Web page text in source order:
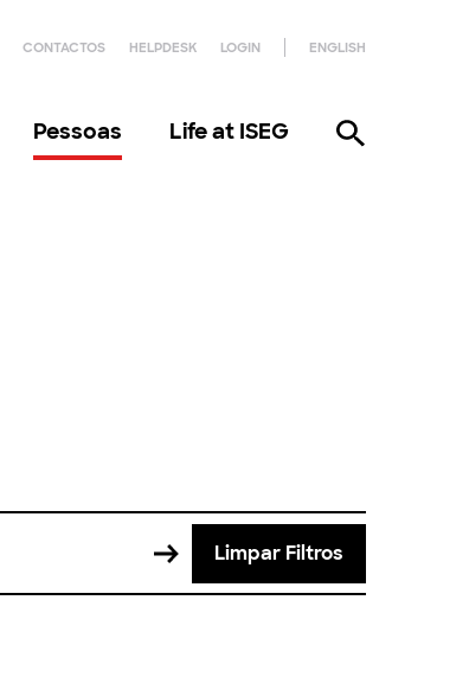
CONTACTOS HELPDESK LOGIN ENGLISH
Pessoas Life at ISEG
Limpar Filtros